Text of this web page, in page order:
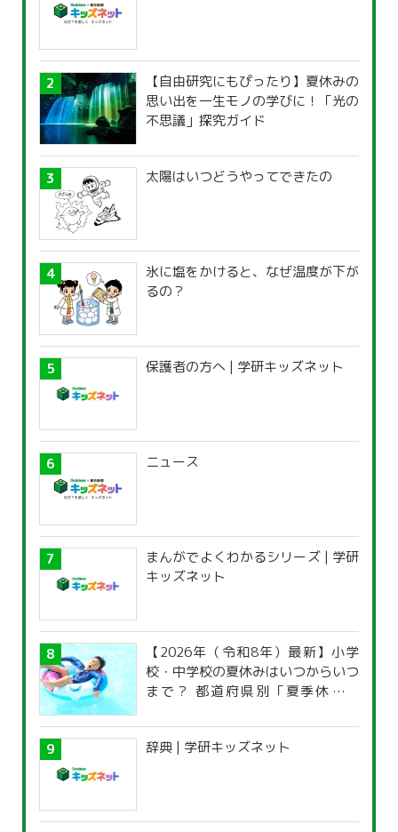
【自由研究にもぴったり】夏休みの
思い出を一生モノの学びに！「光の
不思議」探究ガイド
太陽はいつどうやってできたの
氷に塩をかけると、なぜ温度が下が
るの？
保護者の方へ | 学研キッズネット
ニュース
まんがでよくわかるシリーズ | 学研
キッズネット
【2026年（令和8年）最新】小学
校・中学校の夏休みはいつからいつ
まで？ 都道府県別「夏季休暇一
辞典 | 学研キッズネット